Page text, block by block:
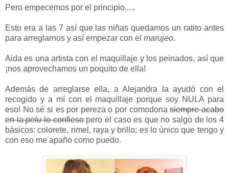
Pero empecemos por el principio.....
Esto era a las 7 así que las niñas quedamos un ratito antes
para arreglarnos y así empezar con el marujeo.
Aida es una artista con el maquillaje y los peinados, así que
¡nos aprovechamos un poquito de ella!
Además de arreglarse ella, a Alejandra la ayudó con el
recogido y a mí con el maquillaje porque soy NULA para
eso! No sé si es por pereza o por comodonasiempre acabo
en lapelulo confiesopero el caso es que no salgo de los 4
básicos: colorete, rimel, raya y brillo; es lo único que tengo y
con eso me apaño como puedo.